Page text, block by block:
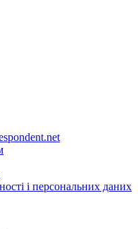
і персональних даних